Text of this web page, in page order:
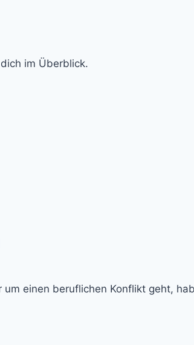
im Überblick.
einen beruflichen Konflikt geht,